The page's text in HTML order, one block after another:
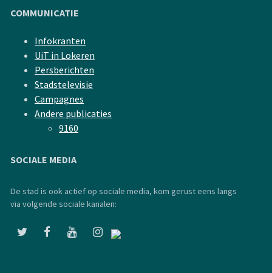
COMMUNICATIE
Infokranten
UiT in Lokeren
Persberichten
Stadstelevisie
Campagnes
Andere publicaties
9160
SOCIALE MEDIA
De stad is ook actief op sociale media, kom gerust eens langs
via volgende sociale kanalen: